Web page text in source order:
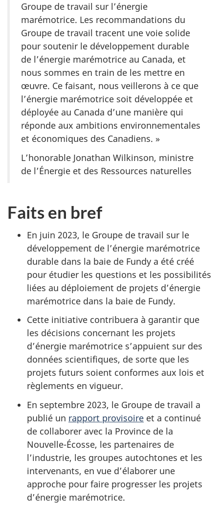
Groupe de travail sur l’énergie
marémotrice. Les recommandations du
Groupe de travail tracent une voie solide
pour soutenir le développement durable
de l’énergie marémotrice au Canada, et
nous sommes en train de les mettre en
œuvre. Ce faisant, nous veillerons à ce que
l’énergie marémotrice soit développée et
déployée au Canada d’une manière qui
réponde aux ambitions environnementales
et économiques des Canadiens. »
L’honorable Jonathan Wilkinson, ministre
de l’Énergie et des Ressources naturelles
Faits en bref
En juin 2023, le Groupe de travail sur le
développement de l’énergie marémotrice
durable dans la baie de Fundy a été créé
pour étudier les questions et les possibilités
liées au déploiement de projets d’énergie
marémotrice dans la baie de Fundy.
Cette initiative contribuera à garantir que
les décisions concernant les projets
d’énergie marémotrice s’appuient sur des
données scientifiques, de sorte que les
projets futurs soient conformes aux lois et
règlements en vigueur.
En septembre 2023, le Groupe de travail a
publié un rapport provisoire et a continué
de collaborer avec la Province de la
Nouvelle-Écosse, les partenaires de
l’industrie, les groupes autochtones et les
intervenants, en vue d’élaborer une
approche pour faire progresser les projets
d’énergie marémotrice.